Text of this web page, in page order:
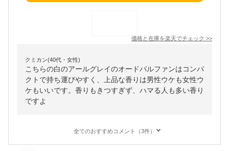
価格と在庫を楽天でチェック >>
クミカン(40代・女性)
こちらの白のアールグレイのオードパルファンはコンパ
クトで持ち運びやすく、上品な香りは男性ウケも女性ウ
ケもいいです。香りもきつすぎず、ハマる人も多い香り
ですよ
全てのおすすめコメント（3件）